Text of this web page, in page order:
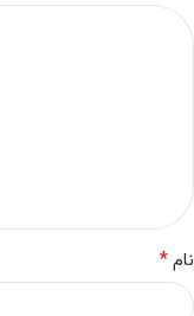
نام*